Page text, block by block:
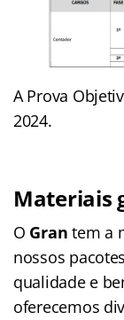
A Prova
2024.
Materiais
O Grantem a
nossos
qualidade e
oferecemos